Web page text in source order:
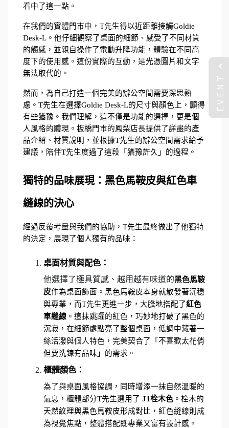
看中了這一點。
在我們的實體門市中，T先生得以近距離接觸Goldie
Desk-L。他仔細觀察了桌面的細節、感受了不同材質
的觸感，並親自操作了電動升降功能，體驗在不同高
度下的使用感。這份實際的互動，是光憑圖片和文字
無法取代的。
然而，為自己打造一個完美的辦公空間需要深思熟
慮。T先生在選擇Goldie Desk-L的尺寸與顏色上，顯得
有些猶豫。我們理解，這不僅是功能的選擇，更是個
人風格的體現。板橋門市的鳳梨店長提供了詳盡的產
品介紹、材質說明，並根據T先生的辦公空間需求給予
建議，陪伴T先生度過了這段「猶豫許久」的過程。
獨特的品味展現：黑色馬鞍皮與紅色車
縫線的決心
經過反覆考量與我們的協助，T先生最終做出了他獨特
的決定，展現了個人獨有的品味：
桌面材質與配色：
他選擇了極具質感、越用越有味道的黑色馬鞍
皮作為桌面飾面。黑色馬鞍皮本身就散發著沉穩
與專業，而T先生更進一步，大膽地搭配了紅色
車縫線 。這抹跳躍的紅色，巧妙地打破了黑色的
沉寂，在細節處點亮了整個桌面，低調中藏著一
絲活潑與個人特色，完美契合了「不喜歡太花俏
但要洗鍊有品味」的需求。
櫃體顏色：
為了與桌面風格協調，同時增添一抹自然溫暖的
氣息，櫃體部分T先生選用了 J1栓木色 。栓木的
天然紋理與黑色馬鞍皮形成對比，紅色縫線則成
為視覺焦點，整體搭配既專業又富有設計感。
EVENT